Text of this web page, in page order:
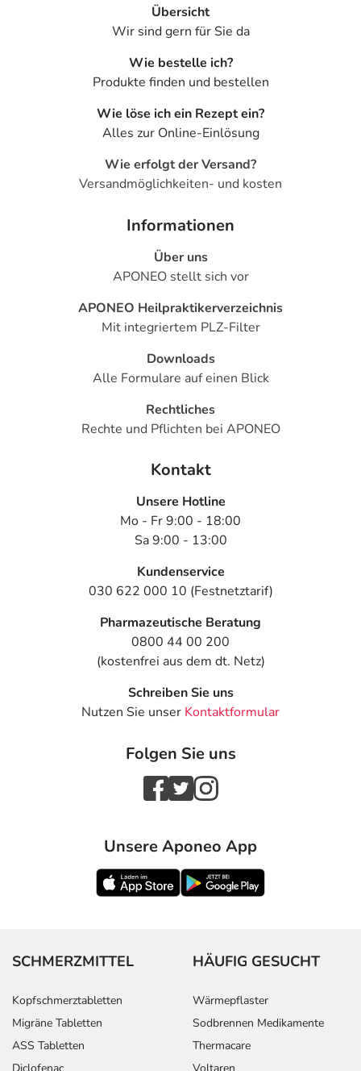
Übersicht
Wir sind gern für Sie da
Wie bestelle ich?
Produkte finden und bestellen
Wie löse ich ein Rezept ein?
Alles zur Online-Einlösung
Wie erfolgt der Versand?
Versandmöglichkeiten- und kosten
Informationen
Über uns
APONEO stellt sich vor
APONEO Heilpraktikerverzeichnis
Mit integriertem PLZ-Filter
Downloads
Alle Formulare auf einen Blick
Rechtliches
Rechte und Pflichten bei APONEO
Kontakt
Unsere Hotline
Mo - Fr 9:00 - 18:00
Sa 9:00 - 13:00
Kundenservice
030 622 000 10 (Festnetztarif)
Pharmazeutische Beratung
0800 44 00 200
(kostenfrei aus dem dt. Netz)
Schreiben Sie uns
Nutzen Sie unser Kontaktformular
Folgen Sie uns
Unsere Aponeo App
SCHMERZMITTEL
Kopfschmerztabletten
Migräne Tabletten
ASS Tabletten
HÄUFIG GESUCHT
Wärmepflaster
Sodbrennen Medikamente
Thermacare